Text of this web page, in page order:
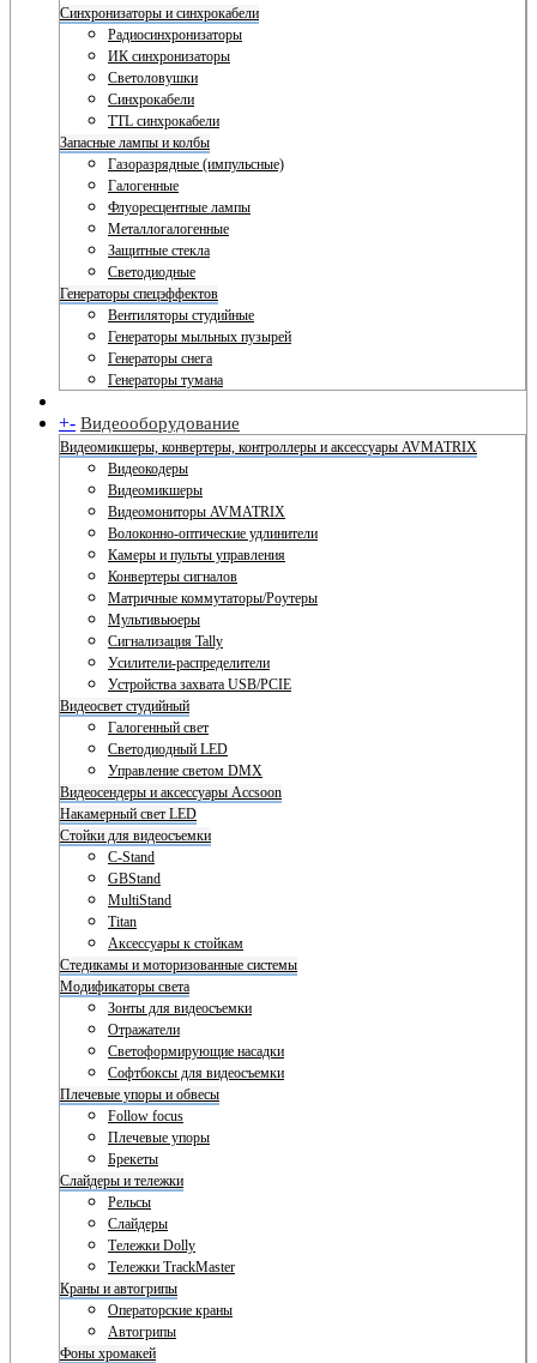
Синхронизаторы и синхрокабели
Радиосинхронизаторы
ИК синхронизаторы
Светоловушки
Синхрокабели
TTL синхрокабели
Запасные лампы и колбы
Газоразрядные (импульсные)
Галогенные
Флуоресцентные лампы
Металлогалогенные
Защитные стекла
Светодиодные
Генераторы спецэффектов
Вентиляторы студийные
Генераторы мыльных пузырей
Генераторы снега
Генераторы тумана
+- Видеооборудование
Видеомикшеры, конвертеры, контроллеры и аксессуары AVMATRIX
Видеокодеры
Видеомикшеры
Видеомониторы AVMATRIX
Волоконно-оптические удлинители
Камеры и пульты управления
Конвертеры сигналов
Матричные коммутаторы/Роутеры
Мультивьюеры
Сигнализация Tally
Усилители-распределители
Устройства захвата USB/PCIE
Видеосвет студийный
Галогенный свет
Светодиодный LED
Управление светом DMX
Видеосендеры и аксессуары Accsoon
Накамерный свет LED
Стойки для видеосъемки
C-Stand
GBStand
MultiStand
Titan
Аксессуары к стойкам
Стедикамы и моторизованные системы
Модификаторы света
Зонты для видеосъемки
Отражатели
Светоформирующие насадки
Софтбоксы для видеосъемки
Плечевые упоры и обвесы
Follow focus
Плечевые упоры
Брекеты
Слайдеры и тележки
Рельсы
Слайдеры
Тележки Dolly
Тележки TrackMaster
Краны и автогрипы
Операторские краны
Автогрипы
Фоны хромакей